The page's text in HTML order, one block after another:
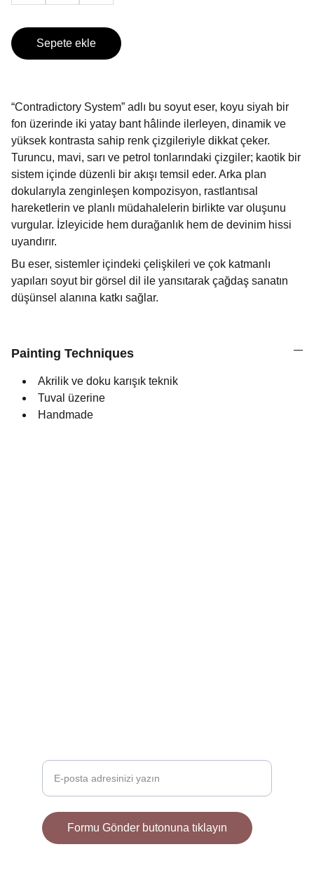
Sepete ekle
“Contradictory System” adlı bu soyut eser, koyu siyah bir
fon üzerinde iki yatay bant hâlinde ilerleyen, dinamik ve
yüksek kontrasta sahip renk çizgileriyle dikkat çeker.
Turuncu, mavi, sarı ve petrol tonlarındaki çizgiler; kaotik bir
sistem içinde düzenli bir akışı temsil eder. Arka plan
dokularıyla zenginleşen kompozisyon, rastlantısal
hareketlerin ve planlı müdahalelerin birlikte var oluşunu
vurgular. İzleyicide hem durağanlık hem de devinim hissi
uyandırır.
Bu eser, sistemler içindeki çelişkileri ve çok katmanlı
yapıları soyut bir görsel dil ile yansıtarak çağdaş sanatın
düşünsel alanına katkı sağlar.
Painting Techniques
Akrilik ve doku karışık teknik
Tuval üzerine
Handmade
Formu Gönder butonuna tıklayın